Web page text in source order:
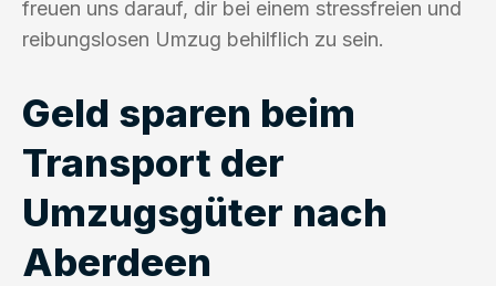
freuen uns darauf, dir bei einem stressfreien und
reibungslosen Umzug behilflich zu sein.
Geld sparen beim
Transport der
Umzugsgüter nach
Aberdeen